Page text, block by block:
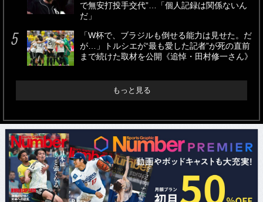
で無安打投手交代”…「個人記録は関係ないん
だ」
「W杯で、ブラジルも倒せる能力は見せた。だ
が…」トルシエが“最も愛した記者”が死の直前
まで続けた取材を公開《追悼・田村修一さん》
もっと見る